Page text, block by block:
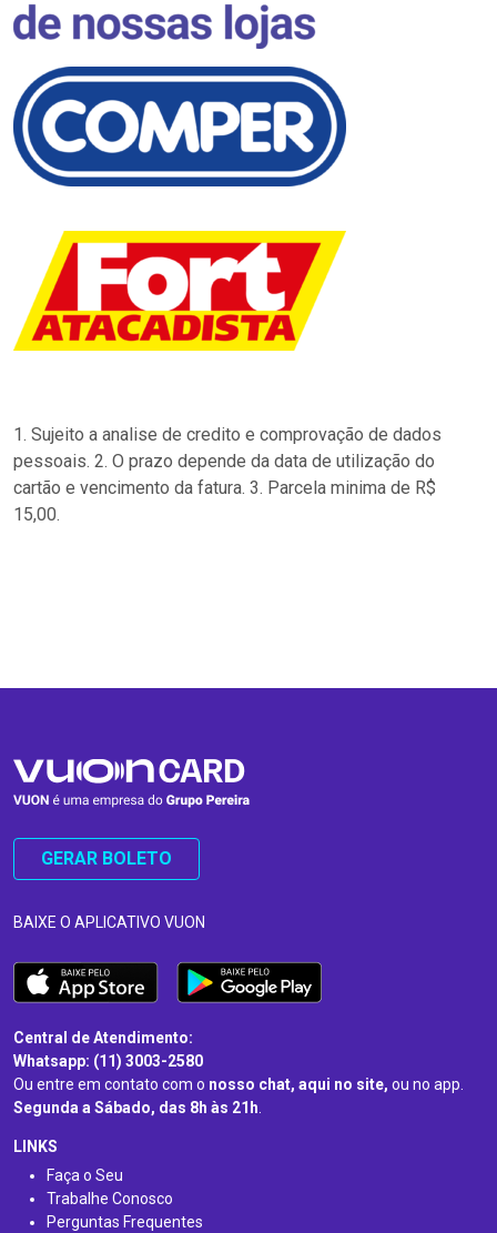
1. Sujeito a analise de credito e comprovação de dados
pessoais. 2. O prazo depende da data de utilização do
cartão e vencimento da fatura. 3. Parcela minima de R$
15,00.
GERAR BOLETO
BAIXE O APLICATIVO VUON
Central de Atendimento:
Whatsapp: (11) 3003-2580
Ou entre em contato com o nosso chat, aqui no site, ou no app.
Segunda a Sábado, das 8h às 21h.
LINKS
Faça o Seu
Trabalhe Conosco
Perguntas Frequentes